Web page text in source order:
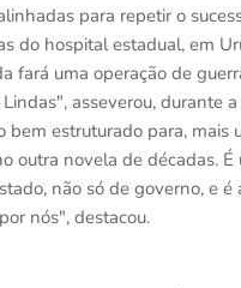
para repetir o
do hospital estadual, em
fará uma operação de
asseverou, durante
bem estruturado para, mais
outra novela de décadas. É
não só de governo, e é
nós", destacou.